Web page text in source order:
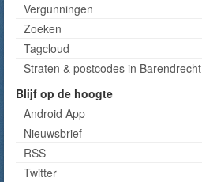
Vergunningen
Zoeken
Tagcloud
Straten & postcodes in Barendrecht
Blijf op de hoogte
Android App
Nieuwsbrief
RSS
Twitter